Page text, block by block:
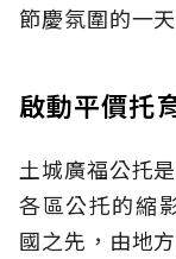
節慶氛圍的一天
啟動平價托
土城廣福公托
各區公托的縮
國之先，由地